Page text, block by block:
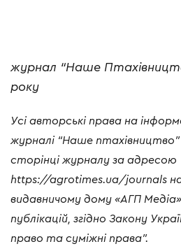
журнал “Наше
року
Усі авторські права на
журналі “Наше
сторінці журналу за адресою
https://agrotimes.ua/journals
видавничому дому «АГП
публікацій, згідно Закону
право та суміжні права”.